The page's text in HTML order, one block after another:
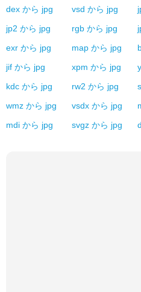
dex から jpg vsd から jpg
jp2 から jpg rgb から jpg
exr から jpg map から jpg
jif から jpg xpm から jpg
kdc から jpg rw2 から jpg
wmz から jpg vsdx から jpg
mdi から jpg svgz から jpg